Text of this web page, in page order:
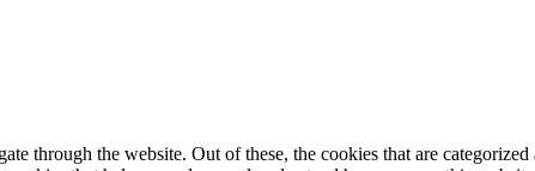
through the website. Out of these, the cookies that are